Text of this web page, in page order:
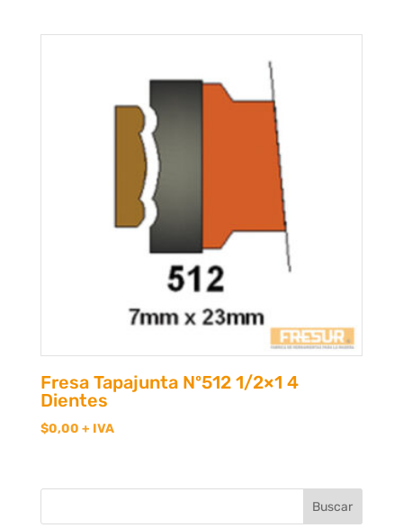
Fresa Tapajunta Nº512 1/2×1 4
Dientes
$0,00 + IVA